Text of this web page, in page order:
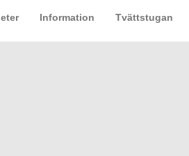
Information Tvättstugan